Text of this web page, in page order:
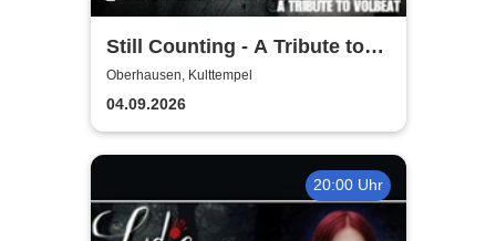
Still Counting - A Tribute to
Volbeat
Oberhausen, Kulttempel
04.09.2026
20:00 Uhr